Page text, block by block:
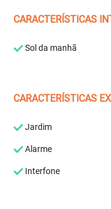
CARACTERÍSTICAS
Sol da manhã
CARACTERÍSTICAS
Jardim
Alarme
Interfone